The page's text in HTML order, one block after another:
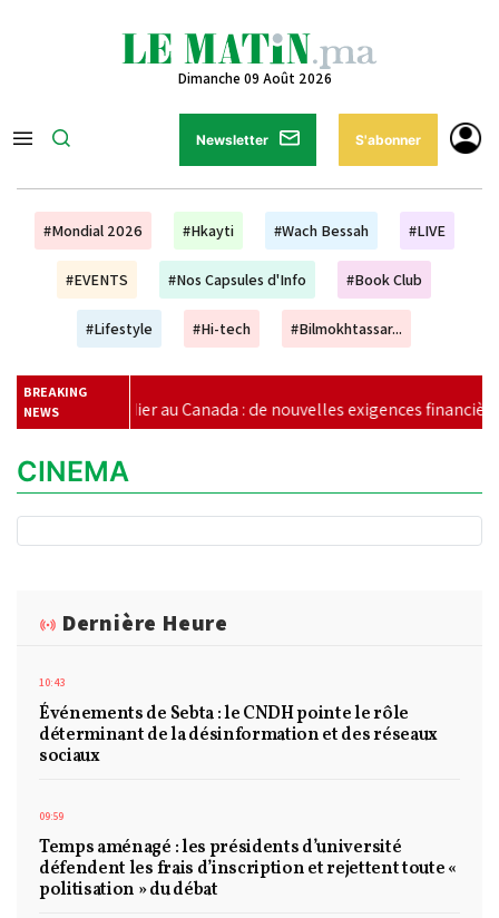
Dimanche 09 Août 2026
Newsletter S'abonner
#Mondial 2026 #Hkayti #Wach Bessah #LIVE
#EVENTS #Nos Capsules d'Info #Book Club
#Lifestyle #Hi-tech #Bilmokhtassar...
BREAKING
NEWS
au Canada : de nouvelles exigences financières pour les
CINEMA
Dernière Heure
10:43
Événements de Sebta : le CNDH pointe le rôle
déterminant de la désinformation et des réseaux
sociaux
09:59
Temps aménagé : les présidents d’université
défendent les frais d’inscription et rejettent toute «
politisation » du débat